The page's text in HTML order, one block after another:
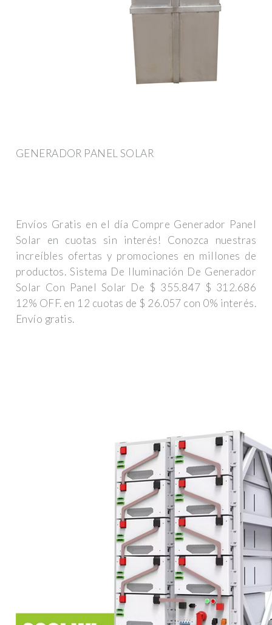
GENERADOR PANEL SOLAR
Envíos Gratis en el día Compre Generador Panel
Solar en cuotas sin interés! Conozca nuestras
increíbles ofertas y promociones en millones de
productos. Sistema De Iluminación De Generador
Solar Con Panel Solar De $ 355.847 $ 312.686
12% OFF. en 12 cuotas de $ 26.057 con 0% interés.
Envío gratis.